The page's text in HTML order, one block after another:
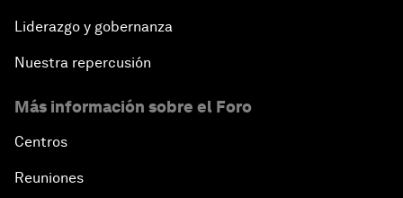
Liderazgo y gobernanza
Nuestra repercusión
Más información sobre el Foro
Centros
Reuniones